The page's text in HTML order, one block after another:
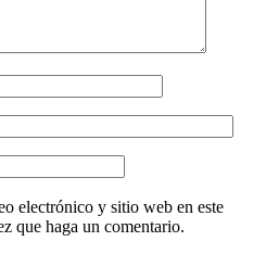
electrónico y sitio web en este
que haga un comentario.